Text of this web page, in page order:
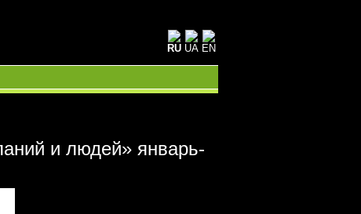
RU UA EN
и людей» январь-